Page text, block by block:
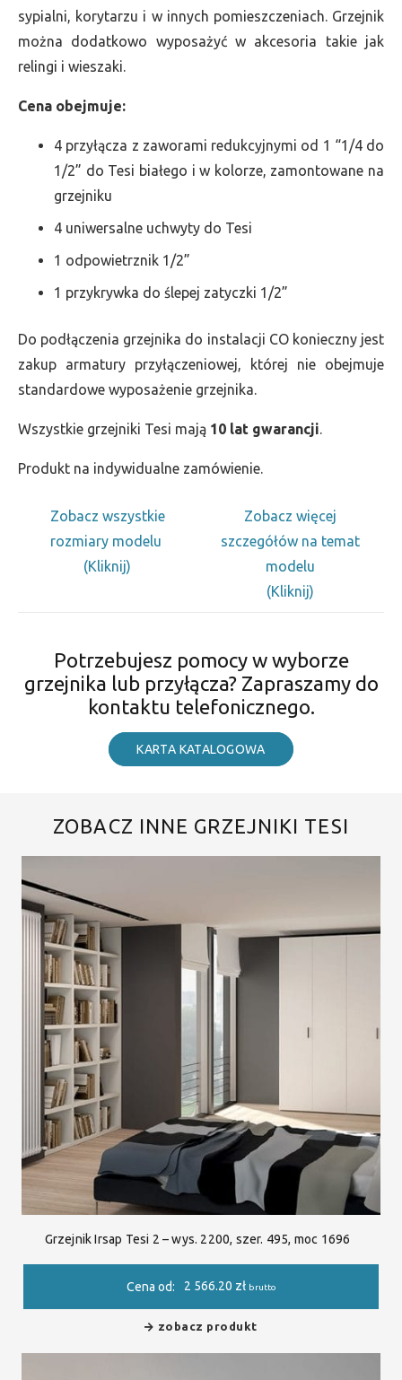
sypialni, korytarzu i w innych pomieszczeniach. Grzejnik
można dodatkowo wyposażyć w akcesoria takie jak
relingi i wieszaki.
Cena obejmuje:
4 przyłącza z zaworami redukcyjnymi od 1 “1/4 do
1/2” do Tesi białego i w kolorze, zamontowane na
grzejniku
4 uniwersalne uchwyty do Tesi
1 odpowietrznik 1/2”
1 przykrywka do ślepej zatyczki 1/2”
Do podłączenia grzejnika do instalacji CO konieczny jest
zakup armatury przyłączeniowej, której nie obejmuje
standardowe wyposażenie grzejnika.
Wszystkie grzejniki Tesi mają 10 lat gwarancji.
Produkt na indywidualne zamówienie.
Zobacz wszystkie
rozmiary modelu
(Kliknij)
Zobacz więcej
szczegółów na temat
modelu
(Kliknij)
Potrzebujesz pomocy w wyborze
grzejnika lub przyłącza? Zapraszamy do
kontaktu telefonicznego.
KARTA KATALOGOWA
ZOBACZ INNE GRZEJNIKI TESI
Grzejnik Irsap Tesi 2 – wys. 2200, szer. 495, moc 1696
Cena od: 2 566.20 zł brutto
zobacz produkt